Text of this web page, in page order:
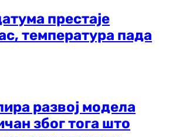
престаје
температура пада
развој модела
због тога што